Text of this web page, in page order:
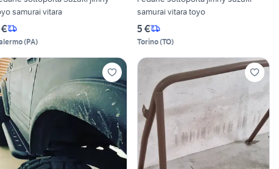
samurai vitara
(PA)
samurai vitara toyo
5 €
Torino(TO)